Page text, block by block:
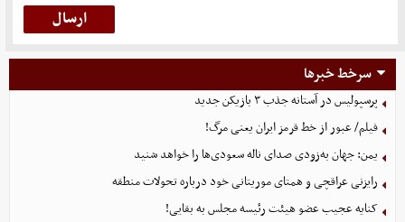
سرخط خبرها
پرسپولیس در آستانه جذب ۳ بازیکن جدید
فیلم/ عبور از خط قرمز ایران یعنی مرگ!
یمن: جهان به‌زودی صدای ناله سعودی‌ها را خواهد شنید
رایزنی عراقچی و همتای موریتانی خود درباره تحولات منطقه
کنایه عجیب عضو هیئت رئیسه مجلس به بقایی!